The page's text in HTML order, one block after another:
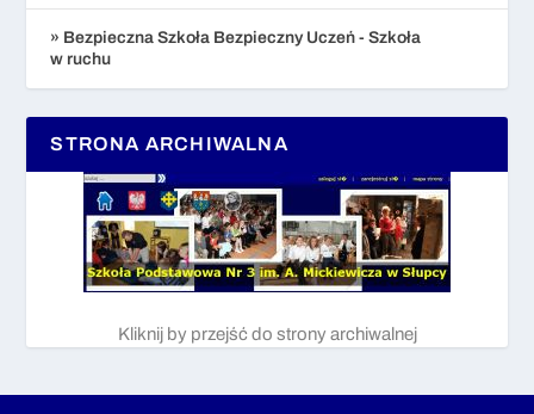
» Bezpieczna Szkoła Bezpieczny Uczeń - Szkoła
w ruchu
STRONA ARCHIWALNA
Kliknij by przejść do strony archiwalnej